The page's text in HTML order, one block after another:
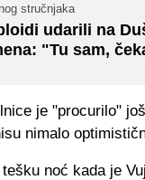
stručnjaka
udarili na
"Tu sam,
je "procurilo"
nimalo
noć kada je